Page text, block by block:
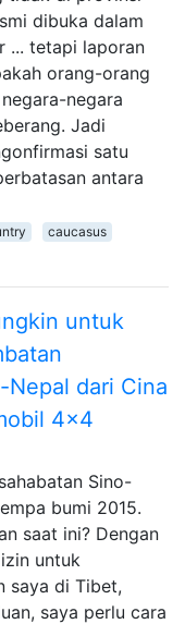
dibuka dalam
... tetapi laporan
orang-orang
negara
Jadi
satu
antara
caucasus
untuk
Nepal dari Cina
4x4
Sino-
bumi 2015.
saat ini? Dengan
untuk
saya di Tibet,
saya perlu cara